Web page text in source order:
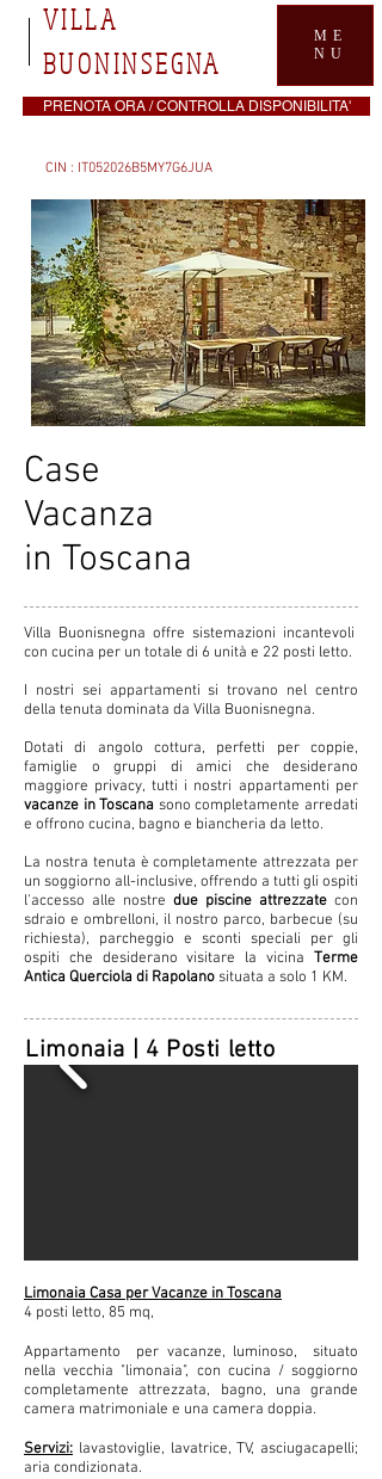
VILLA
BUONINSEGNA
ME
NU
PRENOTA ORA / CONTROLLA DISPONIBILITA'
CIN : IT052026B5MY7G6JUA
Case
Vacanza
in Toscana
Villa Buonisnegna offre sistemazioni incantevoli
con cucina per un totale di 6 unità e 22 posti letto.
I nostri sei appartamenti si trovano nel centro
della tenuta dominata da Villa Buonisnegna.
Dotati di angolo cottura, perfetti per coppie,
famiglie o gruppi di amici che desiderano
maggiore privacy, tutti i nostri appartamenti per
vacanze in Toscana sono completamente arredati
e offrono cucina, bagno e biancheria da letto.
La nostra tenuta è completamente attrezzata per
un soggiorno all-inclusive, offrendo a tutti gli ospiti
l'accesso alle nostre due piscine attrezzate con
sdraio e ombrelloni, il nostro parco, barbecue (su
richiesta), parcheggio e sconti speciali per gli
ospiti che desiderano visitare la vicina Terme
Antica Querciola di Rapolanosituata a solo 1 KM.
Limonaia | 4 Posti letto
Limonaia Casa per Vacanze in Toscana
4 posti letto, 85 mq,
Appartamento per vacanze, luminoso, situato
nella vecchia "limonaia", con cucina / soggiorno
completamente attrezzata, bagno, una grande
camera matrimoniale e una camera doppia.
Servizi: lavastoviglie, lavatrice, TV, asciugacapelli;
aria condizionata.